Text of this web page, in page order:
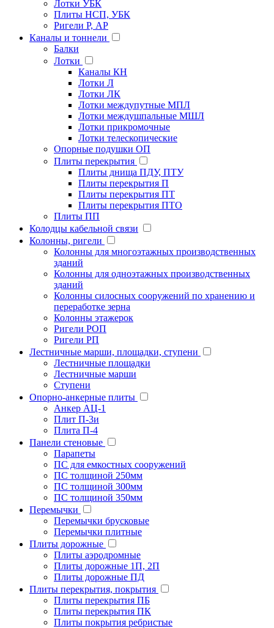
Лотки УБК
Плиты НСП, УБК
Ригели Р, АР
Каналы и тоннели
Балки
Лотки
Каналы КН
Лотки Л
Лотки ЛК
Лотки междупутные МПЛ
Лотки междушпальные МШЛ
Лотки прикромочные
Лотки телескопические
Опорные подушки ОП
Плиты перекрытия
Плиты днища ПДУ, ПТУ
Плиты перекрытия П
Плиты перекрытия ПТ
Плиты перекрытия ПТО
Плиты ПП
Колодцы кабельной связи
Колонны, ригели
Колонны для многоэтажных производственных
зданий
Колонны для одноэтажных производственных
зданий
Колонны силосных сооружений по хранению и
переработке зерна
Колонны этажерок
Ригели РОП
Ригели РП
Лестничные марши, площадки, ступени
Лестничные площадки
Лестничные марши
Ступени
Опорно-анкерные плиты
Анкер АЦ-1
Плит П-3и
Плита П-4
Панели стеновые
Парапеты
ПС для емкостных сооружений
ПС толщиной 250мм
ПС толщиной 300мм
ПС толщиной 350мм
Перемычки
Перемычки брусковые
Перемычки плитные
Плиты дорожные
Плиты аэродромные
Плиты дорожные 1П, 2П
Плиты дорожные ПД
Плиты перекрытия, покрытия
Плиты перекрытия ПБ
Плиты перекрытия ПК
Плиты покрытия ребристые